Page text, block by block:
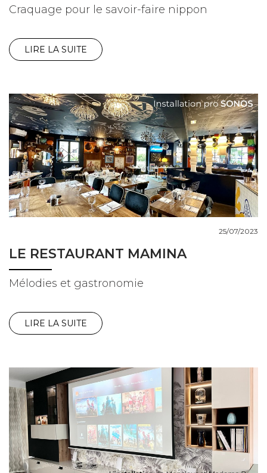
Craquage pour le savoir-faire nippon
LIRE LA SUITE
LE RESTAURANT MAMINA
25/07/2023
Mélodies et gastronomie
LIRE LA SUITE